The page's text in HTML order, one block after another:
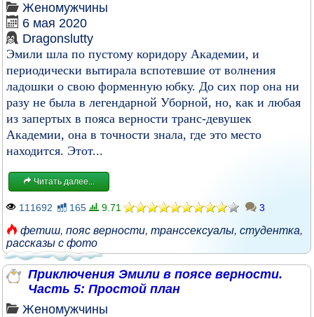
Женомужчины
6 мая 2020
Dragonslutty
Эмили шла по пустому коридору Академии, и
периодически вытирала вспотевшие от волнения
ладошки о свою форменную юбку. До сих пор она ни
разу не была в легендарной Уборной, но, как и любая
из запертых в пояса верности транс-девушек
Академии, она в точности знала, где это место
находится. Этот...
Читать далее...
111692 165 9.71 3
фетиш, пояс верности, транссексуалы, студентка,
рассказы с фото
Приключения Эмили в поясе верности.
Часть 5: Простой план
Женомужчины